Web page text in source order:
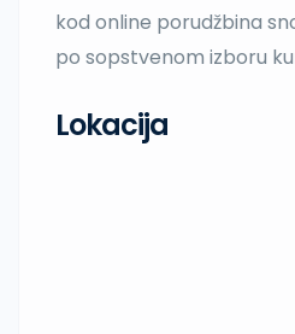
kod online porudžbina
po sopstvenom izboru
Lokacija